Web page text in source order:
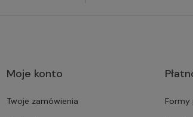
Moje konto
Twoje zamówienia
Formy